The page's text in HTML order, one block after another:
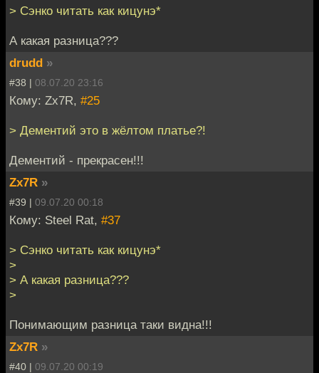
> Сэнко читать как кицунэ*
А какая разница???
drudd »
#38 | 08.07.20 23:16
Кому: Zx7R, #25
> Дементий это в жёлтом платье?!
Дементий - прекрасен!!!
Zx7R »
#39 | 09.07.20 00:18
Кому: Steel Rat, #37
> Сэнко читать как кицунэ*
>
> А какая разница???
>
Понимающим разница таки видна!!!
Zx7R »
#40 | 09.07.20 00:19